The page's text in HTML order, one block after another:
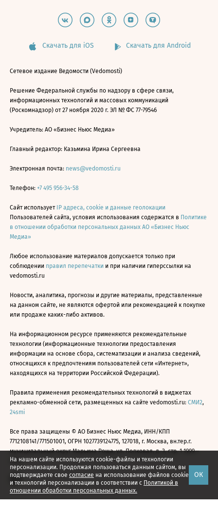
На нашем сайте используются cookie-файлы и технологии
персонализации. Продолжая пользоваться данным сайтом, вы
подтверждаете свое согласие на использование файлов cookie
и технологий персонализации в соответствии с Политикой в
отношении обработки персональных данных.
ОК
Скачать для iOS Скачать для Android
Сетевое издание Ведомости (Vedomosti)
Решение Федеральной службы по надзору в сфере связи,
информационных технологий и массовых коммуникаций
(Роскомнадзор) от 27 ноября 2020 г. ЭЛ № ФС 77-79546
Учредитель: АО «Бизнес Ньюс Медиа»
Главный редактор: Казьмина Ирина Сергеевна
Электронная почта: news@vedomosti.ru
Телефон: +7 495 956-34-58
Сайт использует IP адреса, cookie и данные геолокации
Пользователей сайта, условия использования содержатся в Политике
в отношении обработки персональных данных АО «Бизнес Ньюс
Медиа»
Любое использование материалов допускается только при
соблюдении правил перепечатки и при наличии гиперссылки на
vedomosti.ru
Новости, аналитика, прогнозы и другие материалы, представленные
на данном сайте, не являются офертой или рекомендацией к покупке
или продаже каких-либо активов.
На информационном ресурсе применяются рекомендательные
технологии (информационные технологии предоставления
информации на основе сбора, систематизации и анализа сведений,
относящихся к предпочтениям пользователей сети «Интернет»,
находящихся на территории Российской Федерации).
Правила применения рекомендательных технологий в виджетах
рекламно-обменной сети, размещенных на сайте vedomosti.ru: СМИ2,
24smi
Все права защищены © АО Бизнес Ньюс Медиа, ИНН/КПП
7712108141/771501001, ОГРН 1027739124775, 127018, г. Москва, вн.тер.г.
муниципальный округ Марьина Роща, ул. Полковая, д. 3, стр. 1 1999—
2026